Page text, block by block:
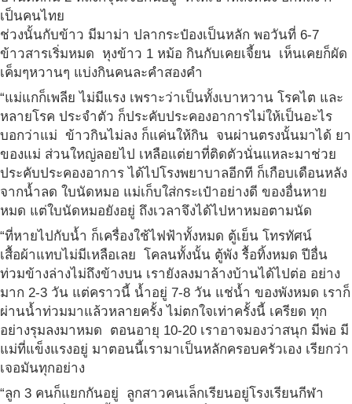
เป็นคนไทย
ช่วงนั้นกับข้าว มีมาม่า ปลากระป๋องเป็นหลัก พอวันที่ 6-7
ข้าวสารเริ่มหมด หุงข้าว 1 หม้อ กินกับเคยเจี้ยน เห็นเคยก็ผัด
เค็มๆหวานๆ แบ่งกินคนละคำสองคำ
“แม่แกก็เพลีย ไม่มีแรง เพราะว่าเป็นทั้งเบาหวาน โรคไต และ
หลายโรค ประจำตัว ก็ประคับประคองอาการไม่ให้เป็นอะไร
บอกว่าแม่ ข้าวกินไม่ลง ก็แค่นให้กิน จนผ่านตรงนั้นมาได้ ยา
ของแม่ ส่วนใหญ่ลอยไป เหลือแต่ยาที่ติดตัวนั่นแหละมาช่วย
ประคับประคองอาการ ได้ไปโรงพยาบาลอีกที ก็เกือบเดือนหลัง
จากน้ำลด ใบนัดหมอ แม่เก็บใส่กระเป๋าอย่างดี ของอื่นหาย
หมด แต่ใบนัดหมอยังอยู่ ถึงเวลาจึงได้ไปหาหมอตามนัด
“ที่หายไปกับน้ำ ก็เครื่องใช้ไฟฟ้าทั้งหมด ตู้เย็น โทรทัศน์
เสื้อผ้าแทบไม่มีเหลือเลย โคลนทั้งนั้น ตู้พัง รื้อทิ้งหมด ปีอื่น
ท่วมข้างล่างไม่ถึงข้างบน เรายังลงมาล้างบ้านได้ไปต่อ อย่าง
มาก 2-3 วัน แต่คราวนี้ น้ำอยู่ 7-8 วัน แช่น้ำ ของพังหมด เราก็
ผ่านน้ำท่วมมาแล้วหลายครั้ง ไม่ตกใจเท่าครั้งนี้ เครียด ทุก
อย่างรุมลงมาหมด ตอนอายุ 10-20 เราอาจมองว่าสนุก มีพ่อ มี
แม่ที่แข็งแรงอยู่ มาตอนนี้เรามาเป็นหลักครอบครัวเอง เรียกว่า
เจอมันทุกอย่าง
“ลูก 3 คนก็แยกกันอยู่ ลูกสาวคนเล็กเรียนอยู่โรงเรียนกีฬา